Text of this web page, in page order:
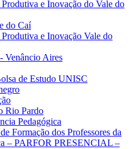
e Inovação do Vale do
do Caí
e Inovação Vale do
Venâncio Aires
de Estudo UNISC
Rio Pardo
Pedagógica
Formação dos Professores da
– PARFOR PRESENCIAL –